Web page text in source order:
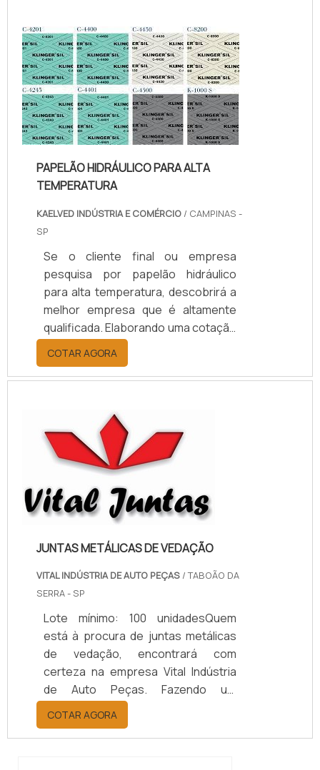
temperatura, com os colaboradores
da kaelved obterá excelente custo-
benefício com assessoria técnica
especializada.UM POUCO MAIS
SOBRE JUNTAS DE TEFLON
TEMPERA...
PAPELÃO HIDRÁULICO PARA ALTA
TEMPERATURA
KAELVED INDÚSTRIA E COMÉRCIO / CAMPINAS -
SP
Se o cliente final ou empresa
pesquisa por papelão hidráulico
para alta temperatura, descobrirá a
melhor empresa que é altamente
qualificada. Elaborando uma cotação
por meio da plataforma e
descobrindo a melhor referência do
mercado.MAIS INFORMAÇÕES
HIDRÁULICO PARA ALTA
TEMPERATURASe alguém pesquisar
papelão hidráulico para alta
temperatura encontra na internet a
kaelved. Uma empresa com alto
know-how em laudos ...
COTAR AGORA
JUNTAS METÁLICAS DE VEDAÇÃO
VITAL INDÚSTRIA DE AUTO PEÇAS / TABOÃO DA
SERRA - SP
Lote mínimo: 100 unidadesQuem
está à procura de juntas metálicas
de vedação, encontrará com
certeza na empresa Vital Indústria
de Auto Peças. Fazendo um
orçamento por meio da maior
empresa da área, é possível achar a
sofisticação, qualidade e preço
COTAR AGORA